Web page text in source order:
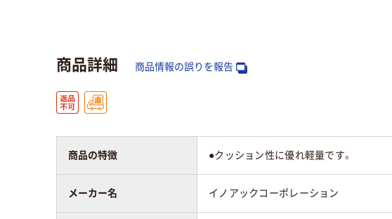
商品詳細 商品情報の誤りを報告
商品の特徴 ●クッション性に優れ軽量です。
メーカー名 イノアックコーポレーション